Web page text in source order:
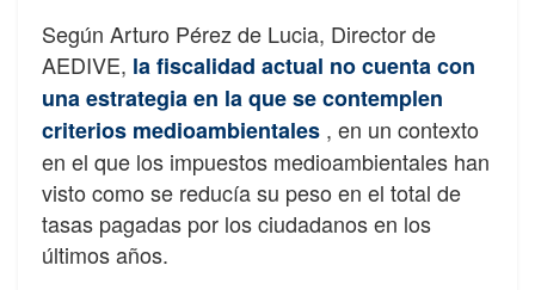
Según Arturo Pérez de Lucia, Director de
AEDIVE, la fiscalidad actual no cuenta con
una estrategia en la que se contemplen
criterios medioambientales , en un contexto
en el que los impuestos medioambientales han
visto como se reducía su peso en el total de
tasas pagadas por los ciudadanos en los
últimos años.